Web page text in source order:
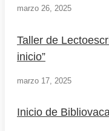
marzo 26, 2025
Taller de
inicio”
marzo 17, 2025
Inicio de